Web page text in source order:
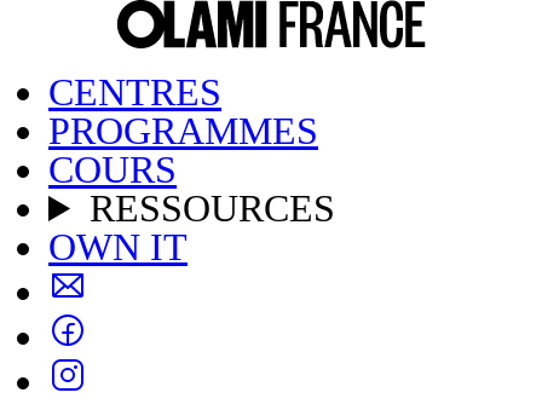
CENTRES
PROGRAMMES
COURS
RESSOURCES
OWN IT